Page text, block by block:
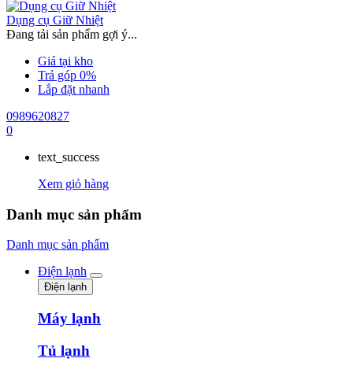
Dụng cụ Giữ Nhiệt
Đang tải sản phẩm gợi ý...
Giá tại kho
Trả góp 0%
Lắp đặt nhanh
0989620827
0
text_success
Xem giỏ hàng
Danh mục sản phẩm
Danh mục sản phẩm
Điện lạnh
Điện lạnh
Máy lạnh
Tủ lạnh